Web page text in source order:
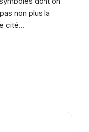
non plus la
cité…